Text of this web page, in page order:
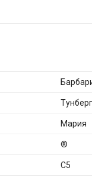
Мария
®
C5